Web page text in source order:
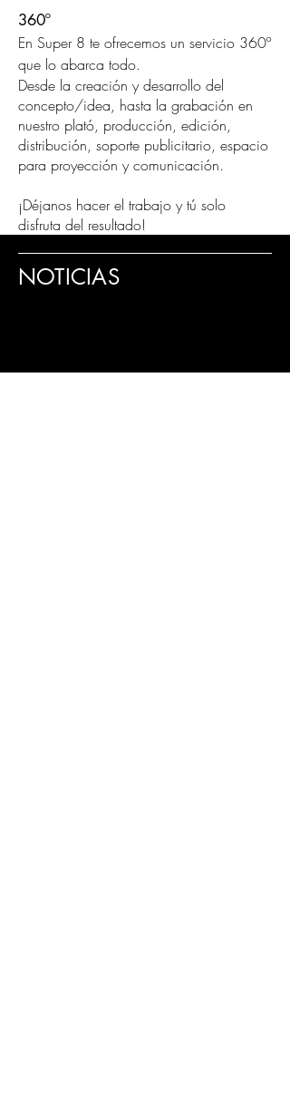
360º
En Super 8 te ofrecemos un servicio 360º
que lo abarca todo.
​Desde la creación y desarrollo del
concepto/idea, hasta la grabación en
nuestro plató, producción, edición,
distribución, soporte publicitario, espacio
para proyección y comunicación.
¡Déjanos hacer el trabajo y tú solo
disfruta del resultado!
NOTICIAS